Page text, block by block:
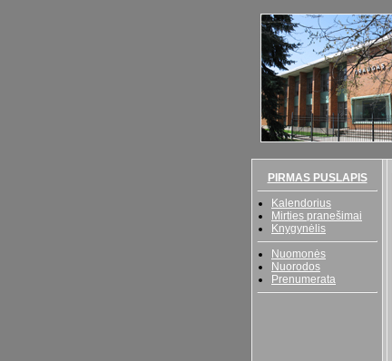
PIRMAS PUSLAPIS
Kalendorius
Mirties pranešimai
Knygynėlis
Nuomonės
Nuorodos
Prenumerata